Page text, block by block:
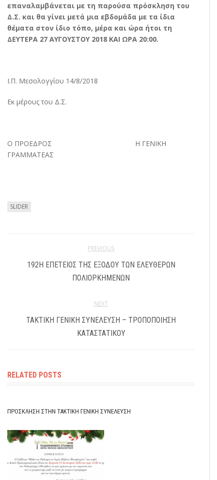
επαναλαμβάνεται με τη παρούσα πρόσκληση του
Δ.Σ. και θα γίνει μετά μια εβδομάδα με τα ίδια
θέματα στον ίδιο τόπο, μέρα και ώρα ήτοι τη
ΔΕΥΤΕΡΑ 27 ΑΥΓΟΥΣΤΟΥ 2018 ΚΑΙ ΩΡΑ 20:00.
Ι.Π. Μεσολογγίου 14/8/2018
Εκ μέρους του Δ.Σ.
Ο ΠΡΟΕΔΡΟΣ Η ΓΕΝΙΚΗ
ΓΡΑΜΜΑΤΕΑΣ
SLIDER
PREVIOUS
192Η ΕΠΈΤΕΙΟΣ ΤΗΣ ΕΞΌΔΟΥ ΤΩΝ ΕΛΕΥΘΈΡΩΝ
ΠΟΛΙΟΡΚΗΜΈΝΩΝ
NEXT
ΤΑΚΤΙΚΗ ΓΕΝΙΚΗ ΣΥΝΕΛΕΥΣΗ – ΤΡΟΠΟΠΟΙΗΣΗ
ΚΑΤΑΣΤΑΤΙΚΟΥ
RELATED POSTS
ΠΡΌΣΚΛΗΣΗ ΣΤΗΝ ΤΑΚΤΙΚΉ ΓΕΝΙΚΉ ΣΥΝΈΛΕΥΣΗ